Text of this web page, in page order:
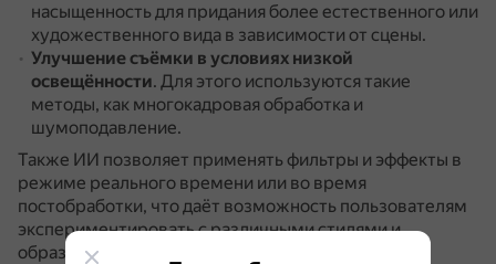
насыщенность для придания более естественного или
художественного вида в зависимости от сцены.
Улучшение съёмки в условиях низкой
освещённости. Для этого используются такие
методы, как многокадровая обработка и
шумоподавление.
Также ИИ позволяет применять фильтры и эффекты в
режиме реального времени или во время
постобработки, что даёт возможность пользователям
экспериментировать с различными стилями и
образами.